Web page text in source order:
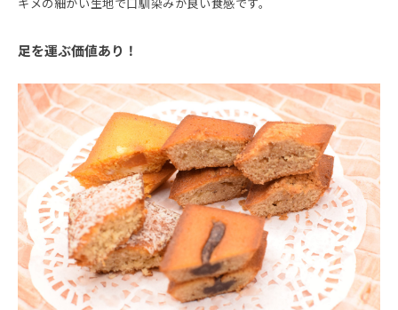
キメの細かい生地で口馴染みが良い食感です。
足を運ぶ価値あり！